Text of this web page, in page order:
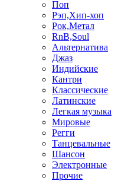
Поп
Рэп,Хип-хоп
Рок,Метал
RnB,Soul
Альтернатива
Джаз
Индийские
Кантри
Классические
Латинские
Легкая музыка
Мировые
Регги
Танцевальные
Шансон
Электронные
Прочие